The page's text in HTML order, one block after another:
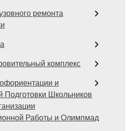
ремонта
комплекс
и
Подготовки Школьников
Работы и Олимпмад